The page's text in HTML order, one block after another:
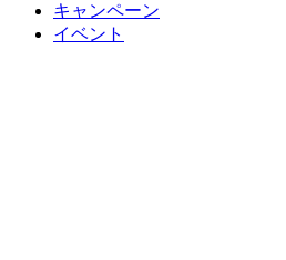
キャンペーン
イベント